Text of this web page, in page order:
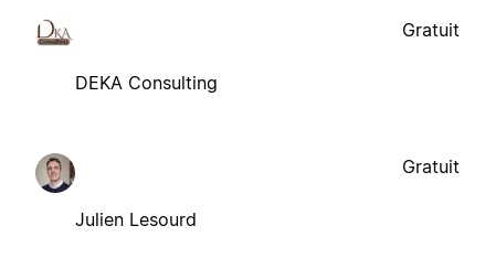
DEKA Consulting
Gratuit
Julien Lesourd
Gratuit